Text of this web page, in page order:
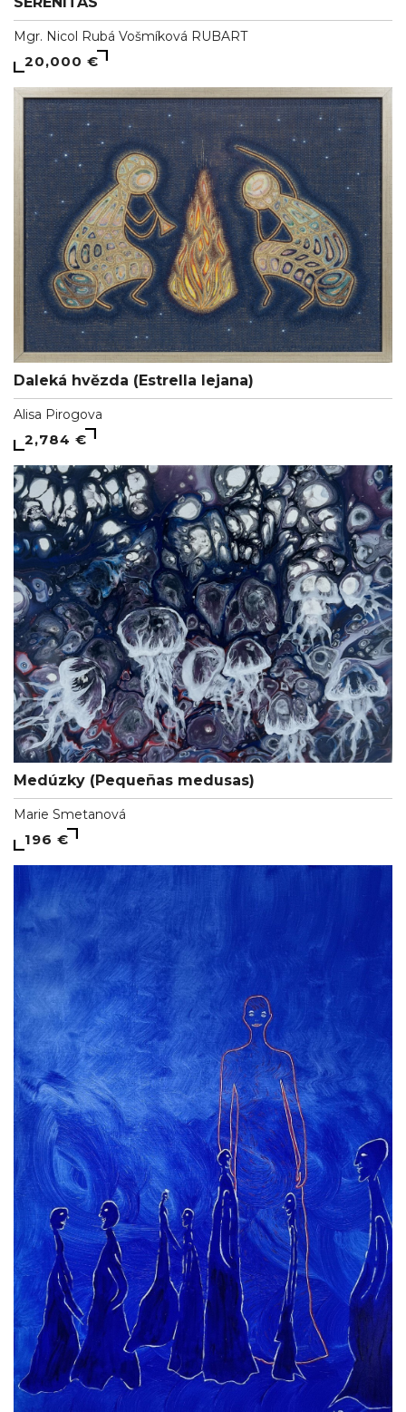
Mgr. Nicol Rubá Vošmíková RUBART
20,000 €
Daleká hvězda (Estrella lejana)
Alisa Pirogova
2,784 €
Medúzky (Pequeñas medusas)
Marie Smetanová
196 €